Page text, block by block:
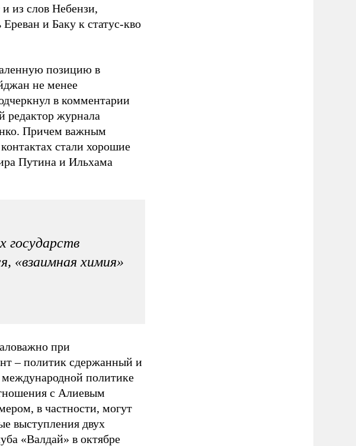
из слов Небензи,
и Баку к статус-кво
позицию в
не менее
в комментарии
редактор журнала
Причем важным
стали хорошие
Путина и Ильхама
государств
«взаимная химия»
при
– политик сдержанный и
политике
с Алиевым
в частности, могут
выступления двух
«Валдай» в октябре